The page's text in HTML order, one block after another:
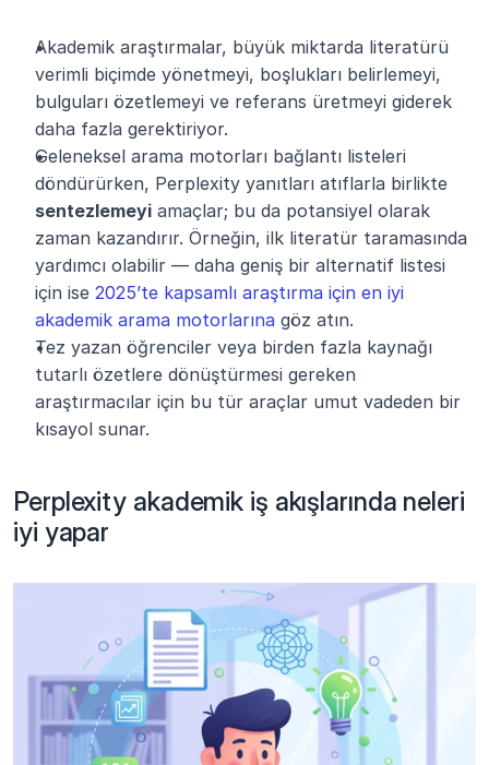
Akademik araştırmalar, büyük miktarda literatürü
verimli biçimde yönetmeyi, boşlukları belirlemeyi,
bulguları özetlemeyi ve referans üretmeyi giderek
daha fazla gerektiriyor.
Geleneksel arama motorları bağlantı listeleri
sentezlemeyi amaçlar; bu da potansiyel olarak
zaman kazandırır. Örneğin, ilk literatür taramasında
yardımcı olabilir — daha geniş bir alternatif listesi
için ise 2025’te kapsamlı araştırma için en iyi
akademik arama motorlarına göz atın.
Tez yazan öğrenciler veya birden fazla kaynağı
tutarlı özetlere dönüştürmesi gereken
araştırmacılar için bu tür araçlar umut vadeden bir
kısayol sunar.
Perplexity akademik iş akışlarında neleri
iyi yapar